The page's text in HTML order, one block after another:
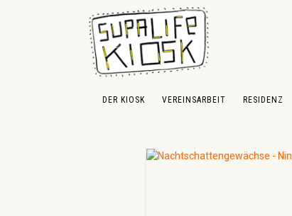
Hauptinhalt springen
Zur Suche springen
Zur Hauptnavigation springen
DER KIOSK VEREINSARBEIT RESIDENZ